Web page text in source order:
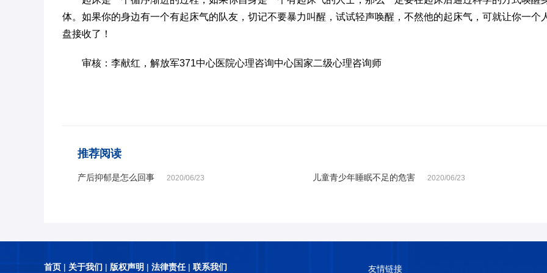
体。如果你的身边有一个有起床气的队友，切记不要暴力叫醒，试试轻声唤醒，不然他的起床气，可就让你一个
盘接收了！
审核：李献红，解放军371中心医院心理咨询中心国家二级心理咨询师
推荐阅读
产后抑郁是怎么回事 2020/06/23 儿童青少年睡眠不足的危害 2020/06/23
首页 | 关于我们 | 版权声明 | 法律责任| 联系我们 友情链接